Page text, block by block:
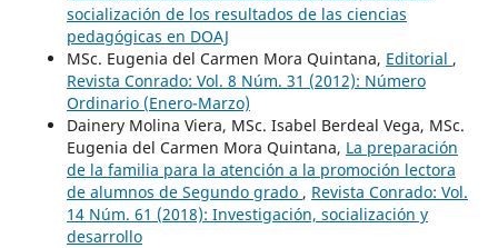
socialización de los resultados de las ciencias
pedagógicas en DOAJ
MSc. Eugenia del Carmen Mora Quintana, Editorial ,
Revista Conrado: Vol. 8 Núm. 31 (2012): Número
Ordinario (Enero-Marzo)
Dainery Molina Viera, MSc. Isabel Berdeal Vega, MSc.
Eugenia del Carmen Mora Quintana, La preparación
de la familia para la atención a la promoción lectora
de alumnos de Segundo grado , Revista Conrado: Vol.
14 Núm. 61 (2018): Investigación, socialización y
desarrollo